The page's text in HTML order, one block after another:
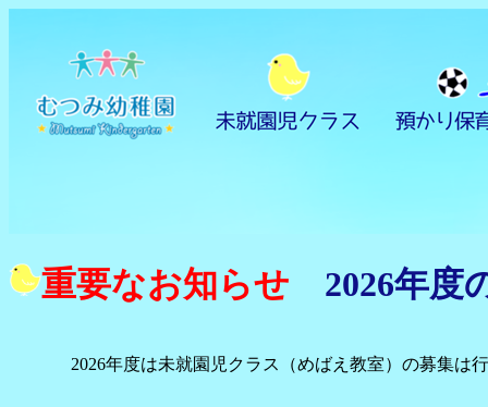
重要なお知らせ 2026年度
2026年度は未就園児クラス（めばえ教室）の募集は